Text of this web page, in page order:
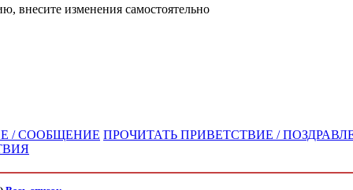
изменения самостоятельно
/ СООБЩЕНИЕ ПРОЧИТАТЬ ПРИВЕТСТВИЕ /